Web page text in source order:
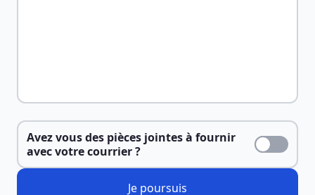
Avez vous des pièces jointes à fournir
avec votre courrier ?
Je poursuis